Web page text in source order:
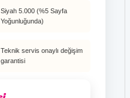
Siyah 5.000 (%5 Sayfa
Yoğunluğunda)
Teknik servis onaylı değişim
garantisi